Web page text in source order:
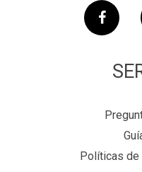
Políticas de